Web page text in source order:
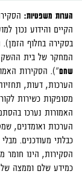
הערות משפטיות:
הקיים והידוע נכון
בסקירה בחלוף
המחקר של בית
שחם"). הסקירות
הערכות, דעות,
מסופקות כשירות
האמורות נערכו
הערכות ואומדנים,
כבלתי מעודכנים.
הסקירות, הינו חומר
כמידע שלם וממצה של